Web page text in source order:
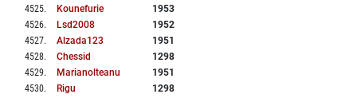
4525. Kounefurie
1953
4526. Lsd2008
1952
4527. Alzada123
1951
4528. Chessid
1298
4529. Marianolteanu
1951
4530. Rigu
1298